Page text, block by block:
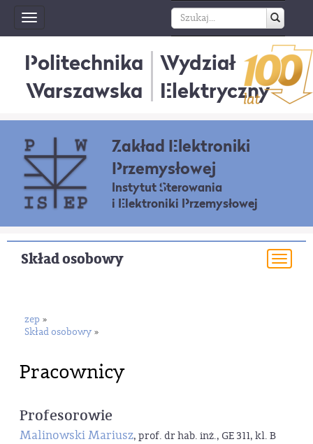
Toggle
navigation
Politechnika
Warszawska
Wydział
Elektryczny
Zakład Elektroniki
Przemysłowej
Instytut Sterowania
i Elektroniki Przemysłowej
Skład osobowy
zep »
Skład osobowy »
Pracownicy
Profesorowie
Malinowski Mariusz, prof. dr hab. inż., GE 311, kl. B